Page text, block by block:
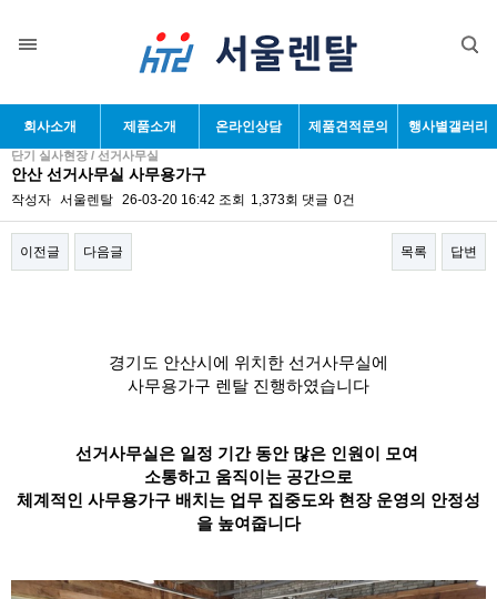
회사소개 제품소개 온라인상담 제품견적문의 행사별갤러리
단기 실사현장 / 선거사무실
안산 선거사무실 사무용가구
작성자 서울렌탈 26-03-20 16:42 조회 1,373회 댓글 0건
이전글 다음글 목록 답변
경기도 안산시에 위치한 선거사무실에
사무용가구 렌탈 진행하였습니다
선거사무실은 일정 기간 동안 많은 인원이 모여
소통하고 움직이는 공간으로
체계적인 사무용가구 배치는 업무 집중도와 현장 운영의 안정성
을 높여줍니다